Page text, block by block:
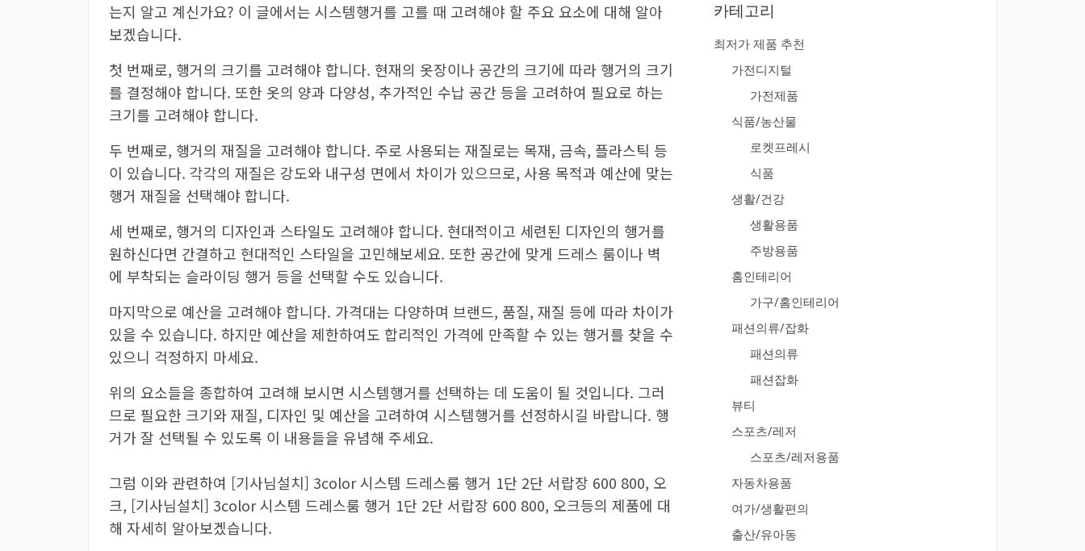
는지 알고 계신가요? 이 글에서는 시스템행거를 고를 때 고려해야 할 주요 요소에 대해 알아
보겠습니다.
첫 번째로, 행거의 크기를 고려해야 합니다. 현재의 옷장이나 공간의 크기에 따라 행거의 크기
를 결정해야 합니다. 또한 옷의 양과 다양성, 추가적인 수납 공간 등을 고려하여 필요로 하는
크기를 고려해야 합니다.
두 번째로, 행거의 재질을 고려해야 합니다. 주로 사용되는 재질로는 목재, 금속, 플라스틱 등
이 있습니다. 각각의 재질은 강도와 내구성 면에서 차이가 있으므로, 사용 목적과 예산에 맞는
행거 재질을 선택해야 합니다.
세 번째로, 행거의 디자인과 스타일도 고려해야 합니다. 현대적이고 세련된 디자인의 행거를
원하신다면 간결하고 현대적인 스타일을 고민해보세요. 또한 공간에 맞게 드레스 룸이나 벽
에 부착되는 슬라이딩 행거 등을 선택할 수도 있습니다.
마지막으로 예산을 고려해야 합니다. 가격대는 다양하며 브랜드, 품질, 재질 등에 따라 차이가
있을 수 있습니다. 하지만 예산을 제한하여도 합리적인 가격에 만족할 수 있는 행거를 찾을 수
있으니 걱정하지 마세요.
위의 요소들을 종합하여 고려해 보시면 시스템행거를 선택하는 데 도움이 될 것입니다. 그러
므로 필요한 크기와 재질, 디자인 및 예산을 고려하여 시스템행거를 선정하시길 바랍니다. 행
거가 잘 선택될 수 있도록 이 내용들을 유념해 주세요.
그럼 이와 관련하여 [기사님설치] 3color 시스템 드레스룸 행거 1단 2단 서랍장 600 800, 오
크, [기사님설치] 3color 시스템 드레스룸 행거 1단 2단 서랍장 600 800, 오크등의 제품에 대
해 자세히 알아보겠습니다.
카테고리
최저가 제품 추천
가전디지털
가전제품
식품/농산물
로켓프레시
식품
생활/건강
생활용품
주방용품
홈인테리어
가구/홈인테리어
패션의류/잡화
패션의류
패션잡화
뷰티
스포츠/레저
스포츠/레저용품
자동차용품
여가/생활편의
출산/유아동